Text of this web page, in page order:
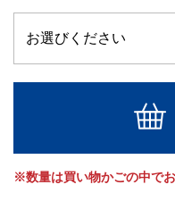
※数量は買い物かごの中でお